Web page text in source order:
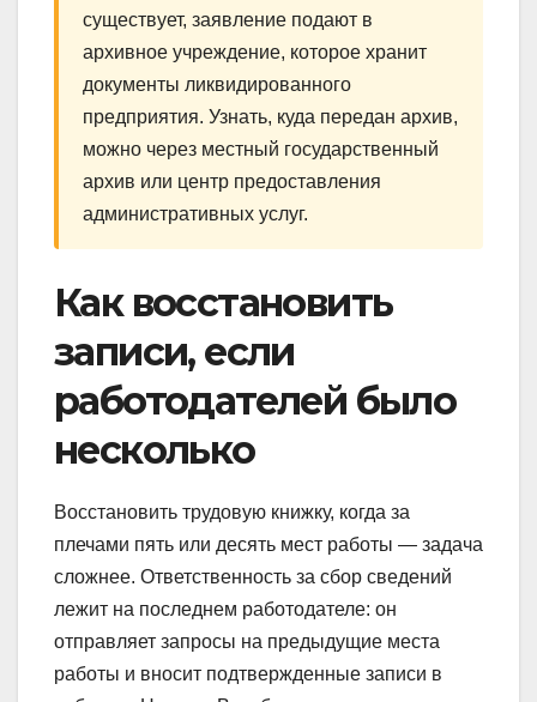
существует, заявление подают в
архивное учреждение, которое хранит
документы ликвидированного
предприятия. Узнать, куда передан архив,
можно через местный государственный
архив или центр предоставления
административных услуг.
Как восстановить
записи, если
работодателей было
несколько
Восстановить трудовую книжку, когда за
плечами пять или десять мест работы — задача
сложнее. Ответственность за сбор сведений
лежит на последнем работодателе: он
отправляет запросы на предыдущие места
работы и вносит подтвержденные записи в